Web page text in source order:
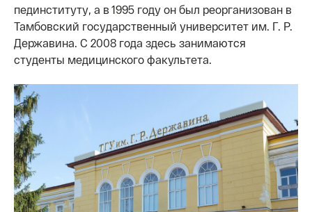
пединституту, а в 1995 году он был реорганизован в
Тамбовский государственный университет им. Г. Р.
Державина. С 2008 года здесь занимаются
студенты медицинского факультета.